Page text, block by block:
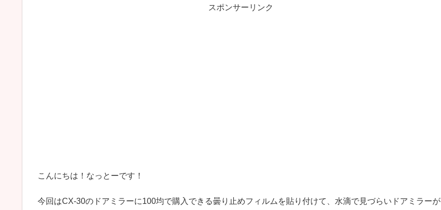
スポンサーリンク
こんにちは！なっとーです！
今回はCX-30のドアミラーに100均で購入できる曇り止めフィルムを貼り付けて、水滴で見づらいドアミラーが